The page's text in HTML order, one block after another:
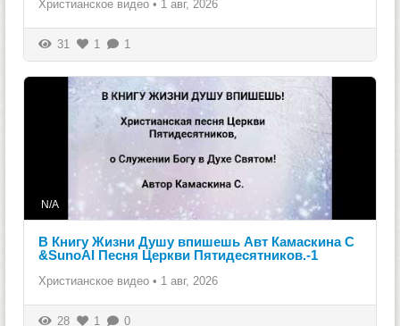
Христианское видео • 1 авг, 2026
31 1 1
N/A
В Книгу Жизни Душу впишешь Авт Камаскина С
&SunoAI Песня Церкви Пятидесятников.-1
Христианское видео • 1 авг, 2026
28 1 0